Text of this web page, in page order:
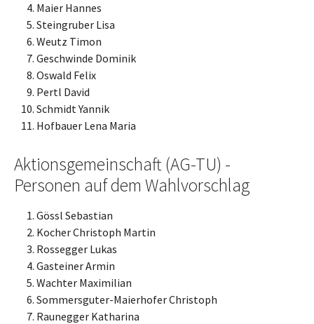
Maier Hannes
Steingruber Lisa
Weutz Timon
Geschwinde Dominik
Oswald Felix
Pertl David
Schmidt Yannik
Hofbauer Lena Maria
Aktionsgemeinschaft (AG-TU) -
Personen auf dem Wahlvorschlag
Gössl Sebastian
Kocher Christoph Martin
Rossegger Lukas
Gasteiner Armin
Wachter Maximilian
Sommersguter-Maierhofer Christoph
Raunegger Katharina